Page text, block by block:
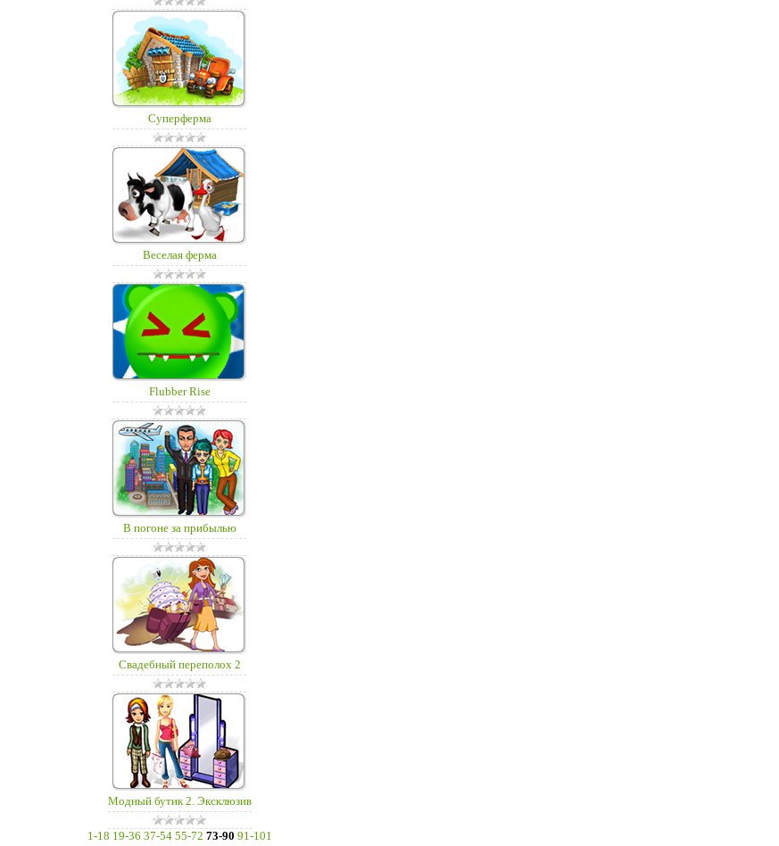
Суперферма
Веселая ферма
Flubber Rise
В погоне за прибылью
Свадебный переполох 2
Модный бутик 2. Эксклюзив
1-18 19-36 37-54 55-72 73-90 91-101